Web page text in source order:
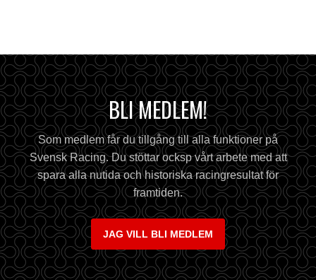
BLI MEDLEM!
Som medlem får du tillgång till alla funktioner på
Svensk Racing. Du stöttar ocksp vårt arbete med att
spara alla nutida och historiska racingresultat för
framtiden.
JAG VILL BLI MEDLEM